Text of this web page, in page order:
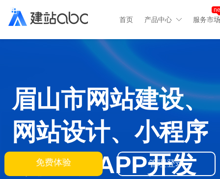
首页 产品中心 服务市场
眉山市网站建设、
网站设计、小程序
开发、APP开发
免费体验 管理登录